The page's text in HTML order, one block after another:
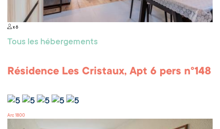
x 6
Tous les hébergements
Résidence Les Cristaux, Apt 6 pers n°148
Arc 1800